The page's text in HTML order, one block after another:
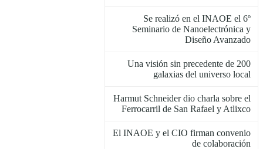
Se realizó en el INAOE el 6º
Seminario de Nanoelectrónica y
Diseño Avanzado
Una visión sin precedente de 200
galaxias del universo local
Harmut Schneider dio charla sobre el
Ferrocarril de San Rafael y Atlixco
El INAOE y el CIO firman convenio
de colaboración